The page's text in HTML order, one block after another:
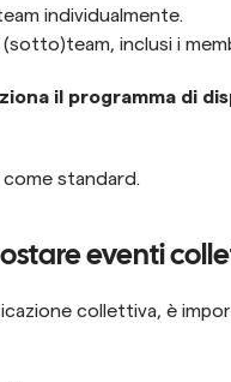
individualmente.
inclusi i
il programma di
standard.
eventi
collettiva, è